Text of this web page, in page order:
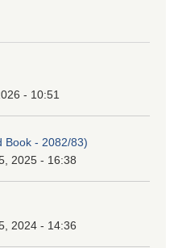
- 10:51
Book - 2082/83)
2025 - 16:38
2024 - 14:36